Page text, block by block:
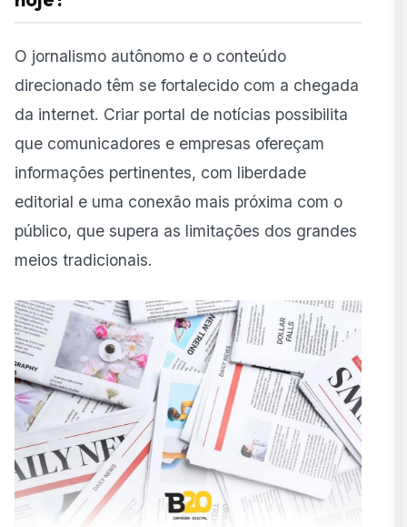
O jornalismo autônomo e o conteúdo
direcionado têm se fortalecido com a chegada
da internet. Criar portal de notícias possibilita
que comunicadores e empresas ofereçam
informações pertinentes, com liberdade
editorial e uma conexão mais próxima com o
público, que supera as limitações dos grandes
meios tradicionais.